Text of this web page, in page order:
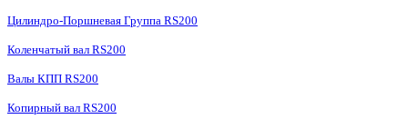
Цилиндро-Поршневая Группа RS200
Коленчатый вал RS200
Валы КПП RS200
Копирный вал RS200